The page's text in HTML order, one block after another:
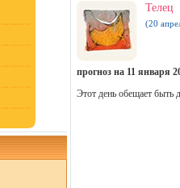
Телец
(20
прогноз на 11 января
Этот день обещает быть